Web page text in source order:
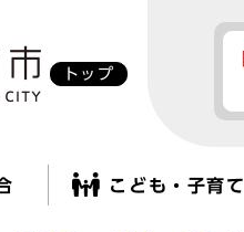
トップ
こども・子育て